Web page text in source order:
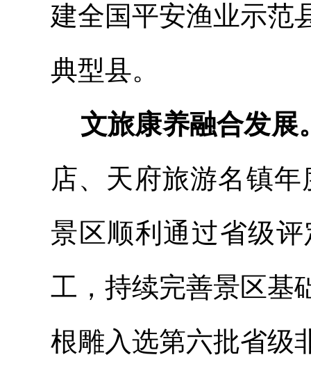
建全国平安渔业示范
典型县。
文旅康养融合发展
店、天府旅游名镇
景区顺利通过省级
工，持续完善景区基
根雕入选第六批省级